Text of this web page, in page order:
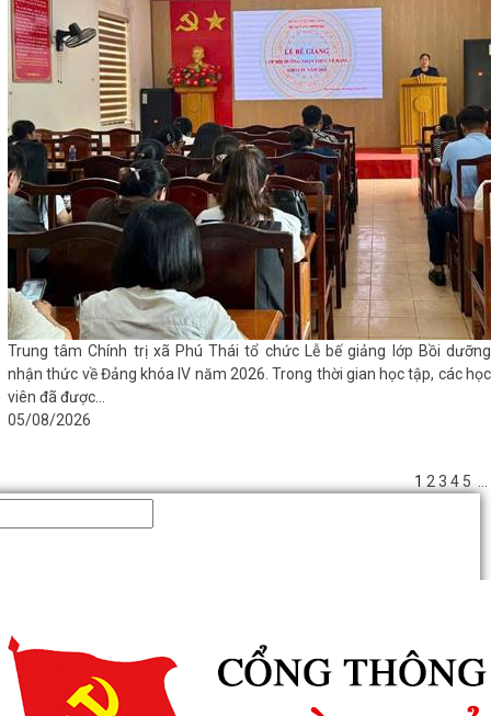
Trung tâm Chính trị xã Phú Thái tổ chức Lễ bế giảng lớp Bồi dưỡng
nhận thức về Đảng khóa IV năm 2026. Trong thời gian học tập, các học
viên đã được...
05/08/2026
1 23 45